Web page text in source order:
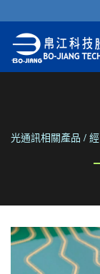
光通訊相關產品 /
接。 透過我們